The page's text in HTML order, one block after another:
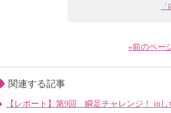
«前のペー
関連する記事
【レポート】第9回 瞬足チャレンジ！ in